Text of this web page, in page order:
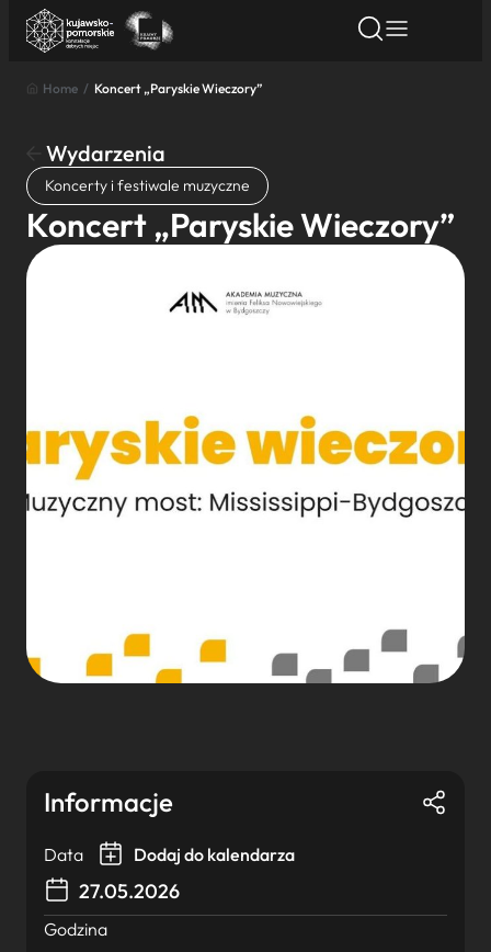
Znajdź atrakcję
Nazwa atrakcji
Miasto
Home / Koncert „Paryskie Wieczory”
Wydarzenia
Koncerty i festiwale muzyczne
Koncert „Paryskie Wieczory”
Informacje
Data Dodaj do kalendarza
27.05.2026
Godzina